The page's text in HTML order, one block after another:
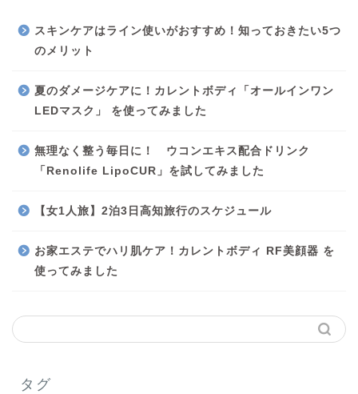
スキンケアはライン使いがおすすめ！知っておきたい5つ
のメリット
夏のダメージケアに！カレントボディ「オールインワン
LEDマスク」 を使ってみました
無理なく整う毎日に！ ウコンエキス配合ドリンク
「Renolife LipoCUR」を試してみました
【女1人旅】2泊3日高知旅行のスケジュール
お家エステでハリ肌ケア！カレントボディ RF美顔器 を
使ってみました
タグ